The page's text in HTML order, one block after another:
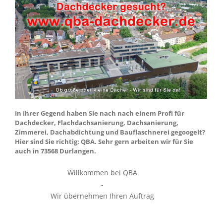
In Ihrer Gegend haben Sie nach nach einem Profi für
Dachdecker, Flachdachsanierung, Dachsanierung,
Zimmerei, Dachabdichtung und Bauflaschnerei gegoogelt?
Hier sind Sie richtig: QBA. Sehr gern arbeiten wir für Sie
auch in 73568 Durlangen.
Willkommen bei QBA
-
Wir übernehmen Ihren Auftrag